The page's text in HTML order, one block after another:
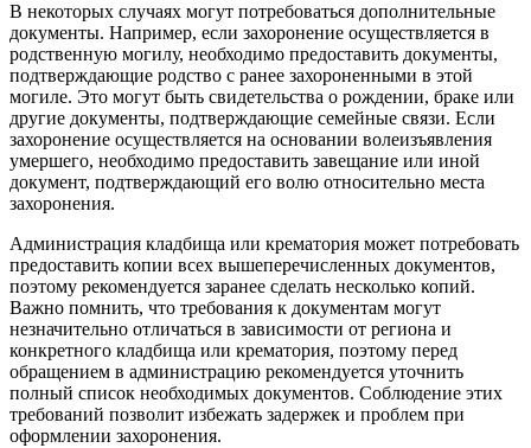
В некоторых случаях могут потребоваться дополнительные
документы. Например, если захоронение осуществляется в
родственную могилу, необходимо предоставить документы,
подтверждающие родство с ранее захороненными в этой
могиле. Это могут быть свидетельства о рождении, браке или
другие документы, подтверждающие семейные связи. Если
захоронение осуществляется на основании волеизъявления
умершего, необходимо предоставить завещание или иной
документ, подтверждающий его волю относительно места
захоронения.
Администрация кладбища или крематория может потребовать
предоставить копии всех вышеперечисленных документов,
поэтому рекомендуется заранее сделать несколько копий.
Важно помнить, что требования к документам могут
незначительно отличаться в зависимости от региона и
конкретного кладбища или крематория, поэтому перед
обращением в администрацию рекомендуется уточнить
полный список необходимых документов. Соблюдение этих
требований позволит избежать задержек и проблем при
оформлении захоронения.